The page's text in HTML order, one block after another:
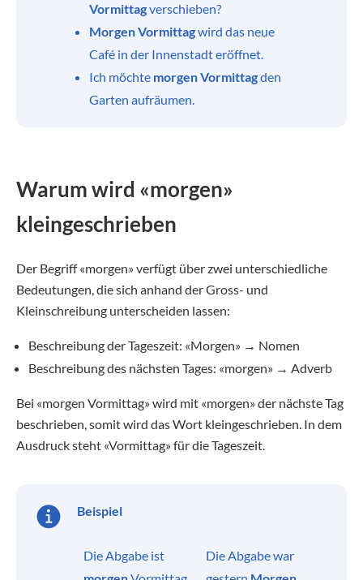
Vormittagverschieben?
Morgen Vormittagwird das neue
Café in der Innenstadt eröffnet.
Ich möchte morgen Vormittagden
Garten aufräumen.
Warum wird «morgen»
kleingeschrieben
Der Begriff «morgen» verfügt über zwei unterschiedliche
Bedeutungen, die sich anhand der Gross- und
Kleinschreibung unterscheiden lassen:
Beschreibung der Tageszeit: «Morgen» → Nomen
Beschreibung des nächsten Tages: «morgen» → Adverb
Bei «morgen Vormittag» wird mit «morgen» der nächste Tag
beschrieben, somit wird das Wort kleingeschrieben. In dem
Ausdruck steht «Vormittag» für die Tageszeit.
Beispiel
Die Abgabe ist
Die Abgabe war